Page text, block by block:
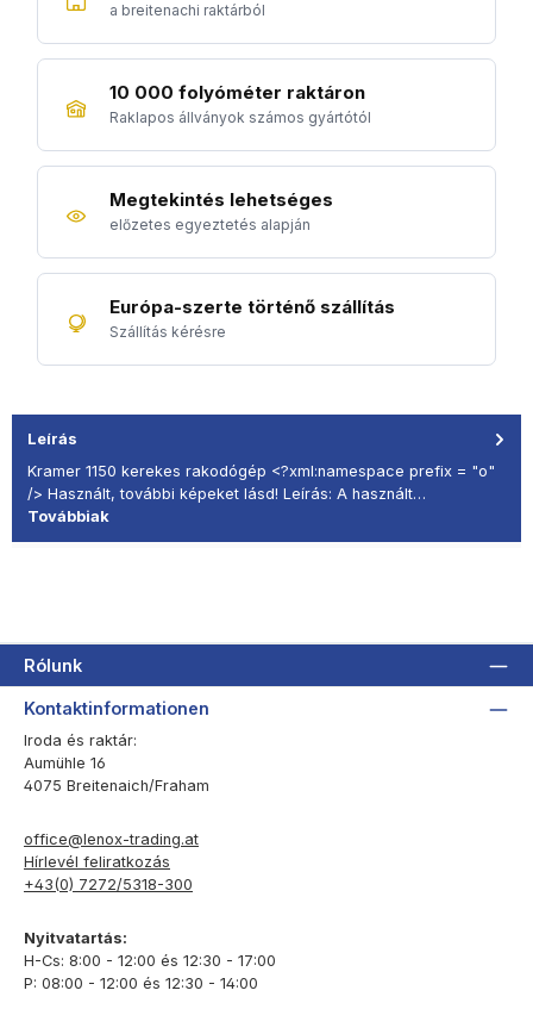
a breitenachi raktárból
10 000 folyóméter raktáron
Raklapos állványok számos gyártótól
Megtekintés lehetséges
előzetes egyeztetés alapján
Európa-szerte történő szállítás
Szállítás kérésre
Leírás
Kramer 1150 kerekes rakodógép <?xml:namespace prefix = "o"
/> Használt, további képeket lásd! Leírás: A használt…
Továbbiak
Rólunk
Kontaktinformationen
Iroda és raktár:
Aumühle 16
4075 Breitenaich/Fraham
office@lenox-trading.at
Hírlevél feliratkozás
+43(0) 7272/5318-300
Nyitvatartás:
H-Cs: 8:00 - 12:00 és 12:30 - 17:00
P: 08:00 - 12:00 és 12:30 - 14:00